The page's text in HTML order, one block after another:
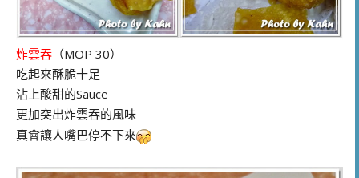
炸雲吞 （MOP 30）
吃起來酥脆十足
沾上酸甜的Sauce
更加突出炸雲吞的風味
真會讓人嘴巴停不下來